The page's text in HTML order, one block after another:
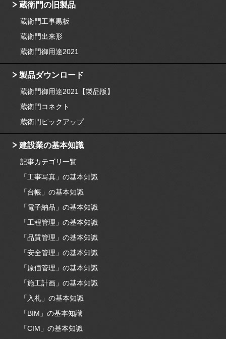
蔵衛門の旧製品
蔵衛門工事黒板
蔵衛門出来形
蔵衛門御用達2021
製品ダウンロード
蔵衛門御用達2021【製品版】
蔵衛門コネクト
蔵衛門ピックアップ
建設業の基本知識
記事カテゴリ一覧
「工事写真」の基本知識
「台帳」の基本知識
「電子納品」の基本知識
「工程管理」の基本知識
「品質管理」の基本知識
「安全管理」の基本知識
「原価管理」の基本知識
「施工計画」の基本知識
「入札」の基本知識
「BIM」の基本知識
「CIM」の基本知識